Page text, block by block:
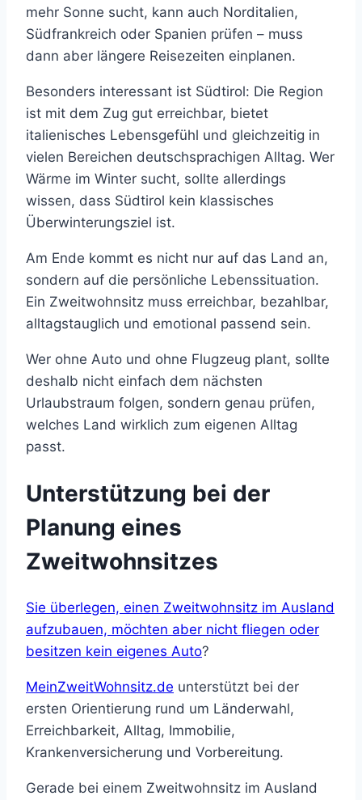
mehr Sonne sucht, kann auch Norditalien,
Südfrankreich oder Spanien prüfen – muss
dann aber längere Reisezeiten einplanen.
Besonders interessant ist Südtirol: Die Region
ist mit dem Zug gut erreichbar, bietet
italienisches Lebensgefühl und gleichzeitig in
vielen Bereichen deutschsprachigen Alltag. Wer
Wärme im Winter sucht, sollte allerdings
wissen, dass Südtirol kein klassisches
Überwinterungsziel ist.
Am Ende kommt es nicht nur auf das Land an,
sondern auf die persönliche Lebenssituation.
Ein Zweitwohnsitz muss erreichbar, bezahlbar,
alltagstauglich und emotional passend sein.
Wer ohne Auto und ohne Flugzeug plant, sollte
deshalb nicht einfach dem nächsten
Urlaubstraum folgen, sondern genau prüfen,
welches Land wirklich zum eigenen Alltag
passt.
Unterstützung bei der
Planung eines
Zweitwohnsitzes
Sie überlegen, einen Zweitwohnsitz im Ausland
aufzubauen, möchten aber nicht fliegen oder
besitzen kein eigenes Auto?
MeinZweitWohnsitz.de unterstützt bei der
ersten Orientierung rund um Länderwahl,
Erreichbarkeit, Alltag, Immobilie,
Krankenversicherung und Vorbereitung.
Gerade bei einem Zweitwohnsitz im Ausland